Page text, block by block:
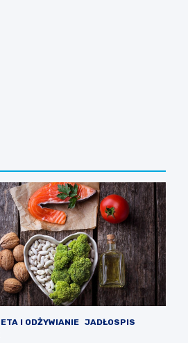
I ODŻYWIANIE
JADŁOSPIS